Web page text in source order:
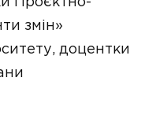
змін»
доцентки